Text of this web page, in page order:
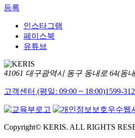
등록
인스타그램
페이스북
유튜브
41061 대구광역시 동구 동내로 64(동
고객센터 (평일: 09:00 ~ 18:00)1599-
Copyright© KERIS. ALL RIGHTS